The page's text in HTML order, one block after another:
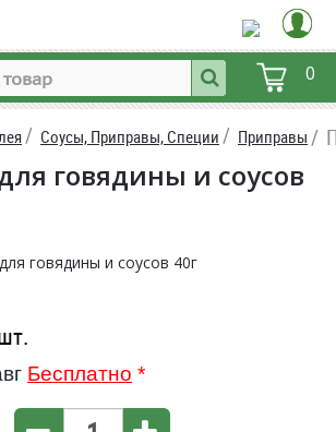
0
Соусы, Приправы, Специи Приправы
говядины и соусов
Бесплатно *